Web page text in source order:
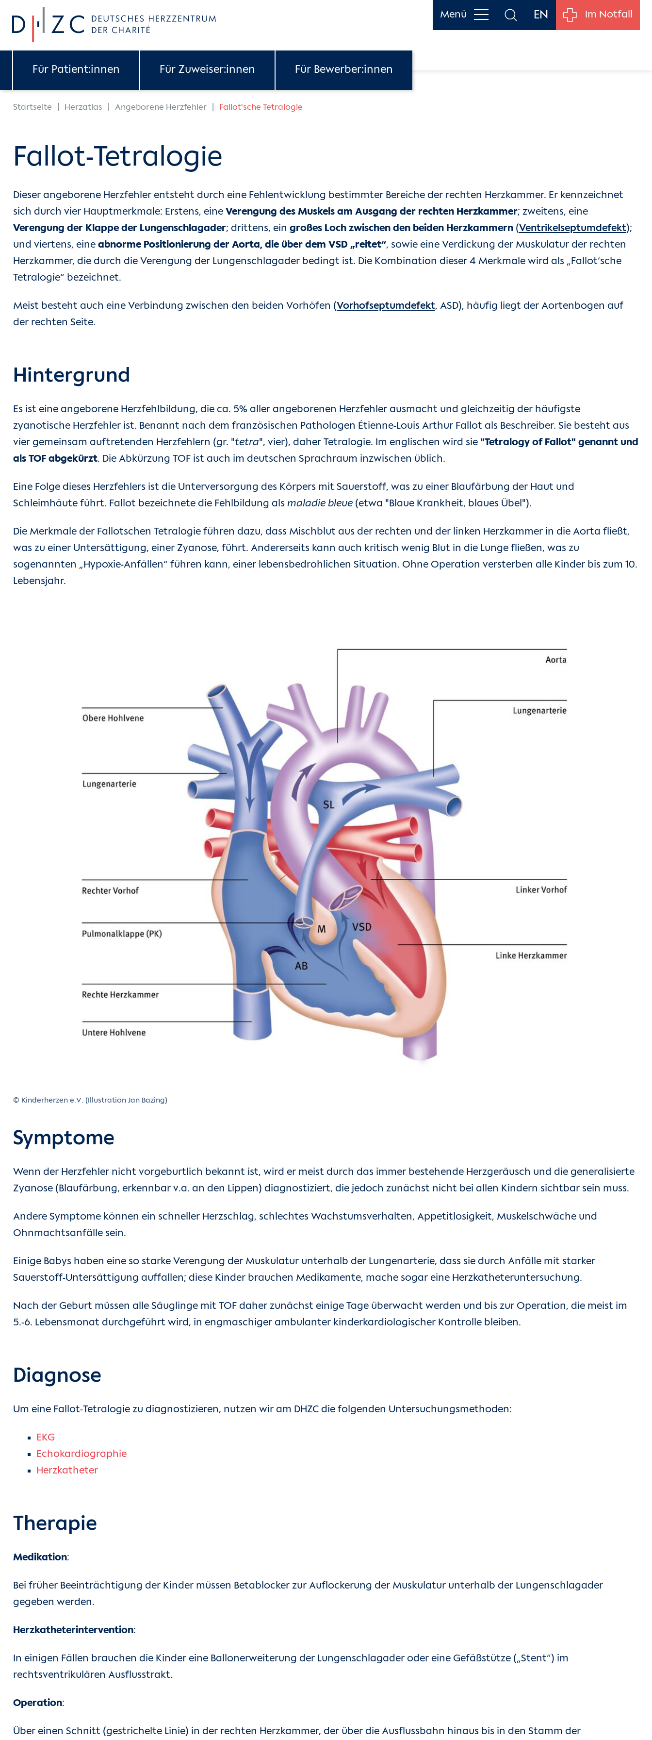
Skip to main content
Menü EN Im Notfall
Für Patient:innen Für Zuweiser:innen Für Bewerber:innen
You are here:
Startseite Herzatlas Angeborene Herzfehler Fallot'sche Tetralogie
Fallot-Tetralogie
Dieser angeborene Herzfehler entsteht durch eine Fehlentwicklung bestimmter Bereiche der rechten Herzkammer. Er kennzeichnet
sich durch vier Hauptmerkmale: Erstens, eine Verengung des Muskels am Ausgang der rechten Herzkammer; zweitens, eine
Verengung der Klappe der Lungenschlagader; drittens, ein großes Loch zwischen den beiden Herzkammern (Ventrikelseptumdefekt);
und viertens, eine abnorme Positionierung der Aorta, die über dem VSD „reitet“, sowie eine Verdickung der Muskulatur der rechten
Herzkammer, die durch die Verengung der Lungenschlagader bedingt ist. Die Kombination dieser 4 Merkmale wird als „Fallot‘sche
Tetralogie“ bezeichnet.
Meist besteht auch eine Verbindung zwischen den beiden Vorhöfen (Vorhofseptumdefekt, ASD), häufig liegt der Aortenbogen auf
der rechten Seite.
Hintergrund
Es ist eine angeborene Herzfehlbildung, die ca. 5% aller angeborenen Herzfehler ausmacht und gleichzeitig der häufigste
zyanotische Herzfehler ist. Benannt nach dem französischen Pathologen Étienne-Louis Arthur Fallot als Beschreiber. Sie besteht aus
vier gemeinsam auftretenden Herzfehlern (gr. "tetra", vier), daher Tetralogie. Im englischen wird sie "Tetralogy of Fallot" genannt und
als TOF abgekürzt. Die Abkürzung TOF ist auch im deutschen Sprachraum inzwischen üblich.
Eine Folge dieses Herzfehlers ist die Unterversorgung des Körpers mit Sauerstoff, was zu einer Blaufärbung der Haut und
Schleimhäute führt. Fallot bezeichnete die Fehlbildung als maladie bleue (etwa "Blaue Krankheit, blaues Übel").
Die Merkmale der Fallotschen Tetralogie führen dazu, dass Mischblut aus der rechten und der linken Herzkammer in die Aorta fließt,
was zu einer Untersättigung, einer Zyanose, führt. Andererseits kann auch kritisch wenig Blut in die Lunge fließen, was zu
sogenannten „Hypoxie-Anfällen“ führen kann, einer lebensbedrohlichen Situation. Ohne Operation versterben alle Kinder bis zum 10.
Lebensjahr.
© Kinderherzen e.V. (Illustration Jan Bazing)
Symptome
Wenn der Herzfehler nicht vorgeburtlich bekannt ist, wird er meist durch das immer bestehende Herzgeräusch und die generalisierte
Zyanose (Blaufärbung, erkennbar v.a. an den Lippen) diagnostiziert, die jedoch zunächst nicht bei allen Kindern sichtbar sein muss.
Andere Symptome können ein schneller Herzschlag, schlechtes Wachstumsverhalten, Appetitlosigkeit, Muskelschwäche und
Ohnmachtsanfälle sein.
Einige Babys haben eine so starke Verengung der Muskulatur unterhalb der Lungenarterie, dass sie durch Anfälle mit starker
Sauerstoff-Untersättigung auffallen; diese Kinder brauchen Medikamente, mache sogar eine Herzkatheteruntersuchung.
Nach der Geburt müssen alle Säuglinge mit TOF daher zunächst einige Tage überwacht werden und bis zur Operation, die meist im
5.-6. Lebensmonat durchgeführt wird, in engmaschiger ambulanter kinderkardiologischer Kontrolle bleiben.
Diagnose
Um eine Fallot-Tetralogie zu diagnostizieren, nutzen wir am DHZC die folgenden Untersuchungsmethoden:
EKG
Echokardiographie
Herzkatheter
Therapie
Medikation:
Bei früher Beeinträchtigung der Kinder müssen Betablocker zur Auflockerung der Muskulatur unterhalb der Lungenschlagader
gegeben werden.
Herzkatheterintervention:
In einigen Fällen brauchen die Kinder eine Ballonerweiterung der Lungenschlagader oder eine Gefäßstütze („Stent“) im
rechtsventrikulären Ausflusstrakt.
Operation:
Über einen Schnitt (gestrichelte Linie) in der rechten Herzkammer, der über die Ausflussbahn hinaus bis in den Stamm der